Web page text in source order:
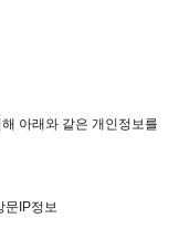
아래와 같은 개인정보를
문IP정보